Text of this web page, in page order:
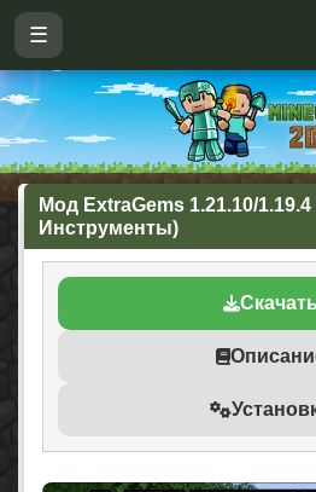
☰
Мод ExtraGems 1.21.10/
Инструменты)
Скачать